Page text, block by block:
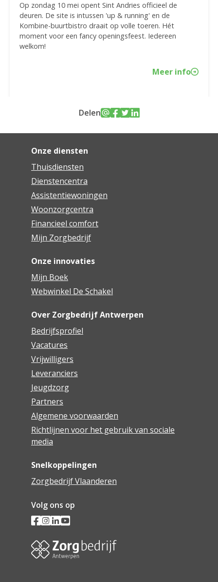
Op zondag 10 mei opent Sint Andries officieel de
deuren. De site is intussen 'up & running' en de
Kombine-buurtbistro draait op volle toeren. Hét
moment voor een fancy openingsfeest. Iedereen
welkom!
Meer info
Delen
Onze diensten
Thuisdiensten
Dienstencentra
Assistentiewoningen
Woonzorgcentra
Financieel comfort
Mijn Zorgbedrijf
Onze innovaties
Mijn Boek
Webwinkel De Schakel
Over Zorgbedrijf Antwerpen
Bedrijfsprofiel
Vacatures
Vrijwilligers
Leveranciers
Jeugdzorg
Partners
Algemene voorwaarden
Richtlijnen voor het gebruik van sociale
media
Snelkoppelingen
Zorgbedrijf Vlaanderen
Volg ons op